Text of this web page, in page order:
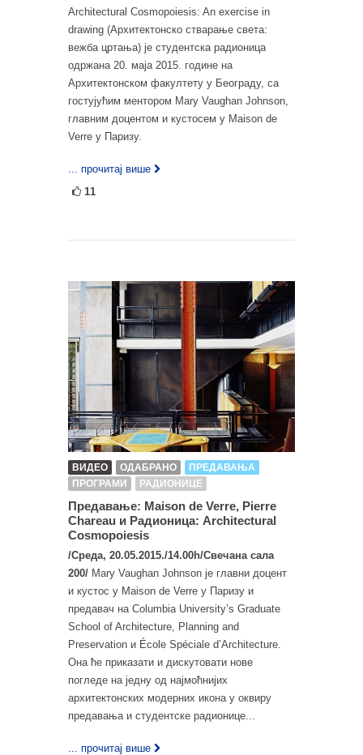
Architectural Cosmopoiesis: An exercise in
drawing (Архитектонско стварање света:
вежба цртања) је студентска радионица
одржана 20. маја 2015. године на
Архитектонском факултету у Београду, са
гостујућим ментором Mary Vaughan Johnson,
главним доцентом и кустосем у Maison de
Verre у Паризу.
... прочитај више
11
ВИДЕО ОДАБРАНО
ПРЕДАВАЊА
ПРОГРАМИ
РАДИОНИЦЕ
Предавање: Maison de Verre, Pierre
Chareau и Радионица: Architectural
Cosmopoiesis
/Среда, 20.05.2015./14.00h/Свечана сала
200/ Mary Vaughan Johnson је главни доцент
и кустос у Maison de Verre у Паризу и
предавач на Columbia University’s Graduate
School of Architecture, Planning and
Preservation и École Spéciale d’Architecture.
Она ће приказати и дискутовати нове
погледе на једну од најмоћнијих
архитектонских модерних икона у оквиру
предавања и студентске радионице...
... прочитај више